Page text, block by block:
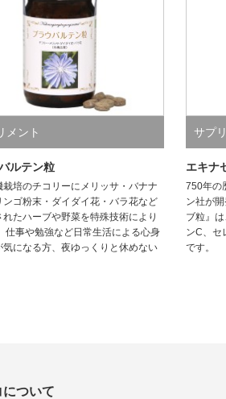
メント
ルテン粒
栽培のチコリーにメリッサ・バナナ
ンゴ粉末・ダイダイ花・バラ花など
れたハーブや野菜を特殊技術により
仕事や勉強など日常生活による心身
気になる方、夜ゆっくりと休めない
サプ
エキナ
750年の
ン社が
ブ粒』
ンC、セ
です。
ついて